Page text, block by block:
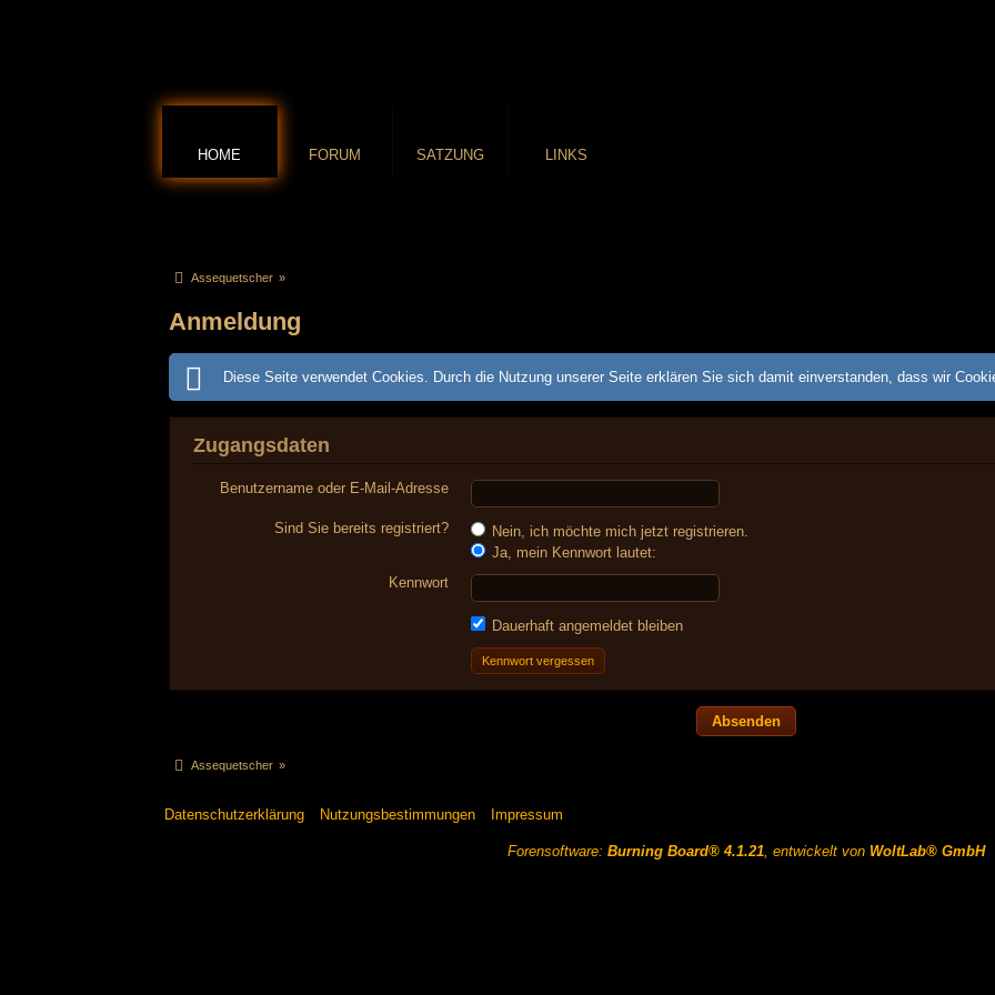
HOME FORUM SATZUNG LINKS
Assequetscher »
Anmeldung
Diese Seite verwendet Cookies. Durch die Nutzung unserer Seite erklären Sie sich damit einverstanden, dass wir
Zugangsdaten
Benutzername oder E-Mail-Adresse
Sind Sie bereits registriert?
Nein, ich möchte mich jetzt registrieren.
Ja, mein Kennwort lautet:
Kennwort
Dauerhaft angemeldet bleiben
Kennwort vergessen
Assequetscher »
Datenschutzerklärung Nutzungsbestimmungen Impressum
Forensoftware: Burning Board® 4.1.21, entwickelt von WoltLab® GmbH